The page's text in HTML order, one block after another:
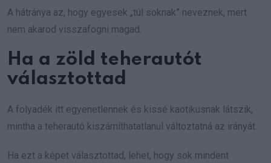
A hátránya az, hogy egyesek „túl soknak” neveznek, mert
nem akarod visszafogni magad.
Ha a zöld teherautót
választottad
A folyadék itt egyenetlennek és kissé kaotikusnak látszik,
mintha a teherautó kiszámíthatatlanul változtatná az irányát.
Ha ezt a képet választottad, lehet, hogy sok mindent